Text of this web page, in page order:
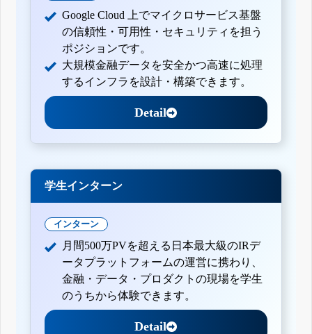
Google Cloud 上でマイクロサービス基盤
の信頼性・可用性・セキュリティを担う
ポジションです。
大規模金融データを安全かつ高速に処理
するインフラを設計・構築できます。
Detail
学生インターン
インターン
月間500万PVを超える日本最大級のIRデ
ータプラットフォームの運営に携わり、
金融・データ・プロダクトの現場を学生
のうちから体験できます。
Detail